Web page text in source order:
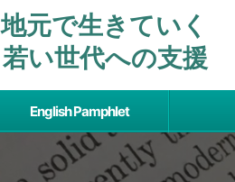
元で⽣きていく
若い世代への支援
English Pamphlet